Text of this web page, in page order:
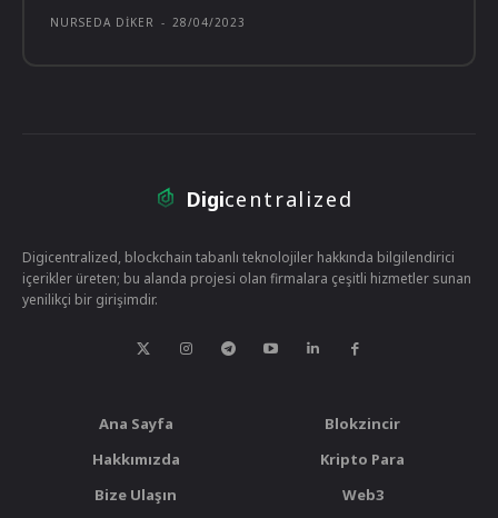
NURSEDA DIKER - 28/04/2023
Digicentralized
Digicentralized, blockchain tabanlı teknolojiler hakkında bilgilendirici
içerikler üreten; bu alanda projesi olan firmalara çeşitli hizmetler sunan
yenilikçi bir girişimdir.
Ana Sayfa
Hakkımızda
Bize Ulaşın
Blokzincir
Kripto Para
Web3